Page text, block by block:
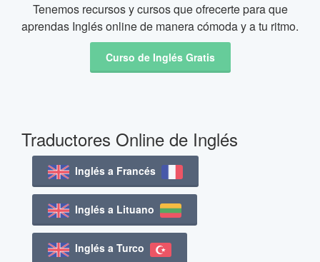
Tenemos recursos y cursos que ofrecerte para que
aprendas Inglés online de manera cómoda y a tu ritmo.
Curso de Inglés Gratis
Traductores Online de Inglés
Inglés a Francés
Inglés a Lituano
Inglés a Turco